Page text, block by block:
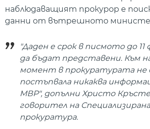
наблюдаващият прокурор е
данни от вътрешното
"Даден е срок в писмото до 11
да бъдат представени. Към
момент в прокуратурата не
постъпвала никаква
МВР", допълни Христо
говорител на
прокуратура.